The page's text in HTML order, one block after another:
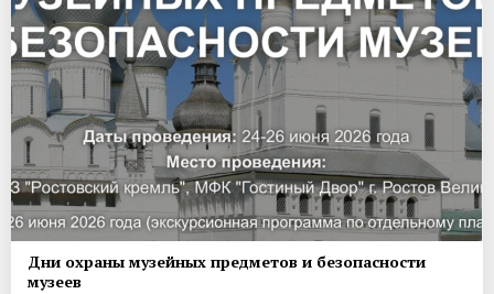
Дни охраны музейных предметов и безопасности
музеев